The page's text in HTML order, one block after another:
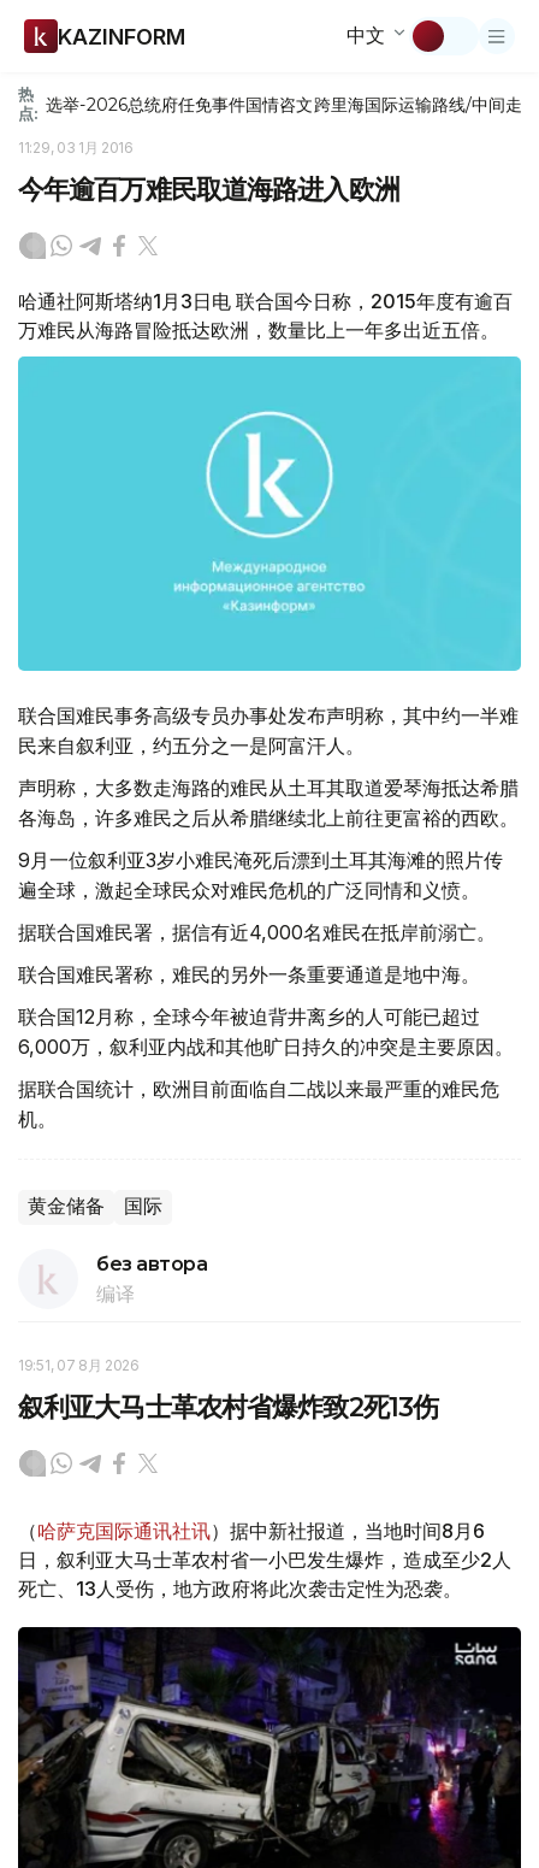
KAZINFORM 中文
热
点: 选举-2026总统府任免事件国情咨文跨里海国际运输路线/中间走廊
11:29, 03 1月 2016
今年逾百万难民取道海路进入欧洲
哈通社阿斯塔纳1月3日电 联合国今日称，2015年度有逾百
万难民从海路冒险抵达欧洲，数量比上一年多出近五倍。
联合国难民事务高级专员办事处发布声明称，其中约一半难
民来自叙利亚，约五分之一是阿富汗人。
声明称，大多数走海路的难民从土耳其取道爱琴海抵达希腊
各海岛，许多难民之后从希腊继续北上前往更富裕的西欧。
9月一位叙利亚3岁小难民淹死后漂到土耳其海滩的照片传
遍全球，激起全球民众对难民危机的广泛同情和义愤。
据联合国难民署，据信有近4,000名难民在抵岸前溺亡。
联合国难民署称，难民的另外一条重要通道是地中海。
联合国12月称，全球今年被迫背井离乡的人可能已超过
6,000万，叙利亚内战和其他旷日持久的冲突是主要原因。
据联合国统计，欧洲目前面临自二战以来最严重的难民危
机。
黄金储备 国际
без автора
编译
19:51, 07 8月 2026
叙利亚大马士革农村省爆炸致2死13伤
（哈萨克国际通讯社讯）据中新社报道，当地时间8月6
日，叙利亚大马士革农村省一小巴发生爆炸，造成至少2人
死亡、13人受伤，地方政府将此次袭击定性为恐袭。